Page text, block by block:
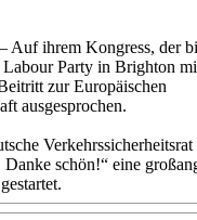
Auf ihrem Kongress, der
Labour Party in Brighton
zur Europäischen
ausgesprochen.
Verkehrssicherheitsrat
schön!“ eine